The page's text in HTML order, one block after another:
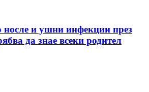
и ушни инфекции през
да знае всеки родител